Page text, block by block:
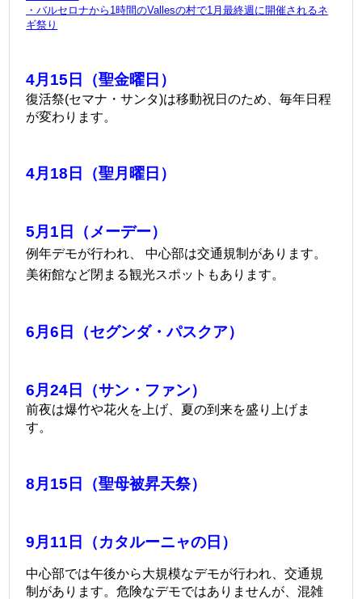
・バルセロナから1時間のVallesの村で1月最終週に開催されるネ
ギ祭り
4月15日（聖金曜日）
復活祭(セマナ・サンタ)は移動祝日のため、毎年日程
が変わります。
4月18日（聖月曜日）
5月1日（メーデー）
例年デモが行われ、 中心部は交通規制があります。
美術館など閉まる観光スポットもあります。
6月6日（セグンダ・パスクア）
6月24日（サン・ファン）
前夜は爆竹や花火を上げ、夏の到来を盛り上げま
す。
8月15日（聖母被昇天祭）
9月11日（カタルーニャの日）
中心部では午後から大規模なデモが行われ、交通規
制があります。危険なデモではありませんが、混雑